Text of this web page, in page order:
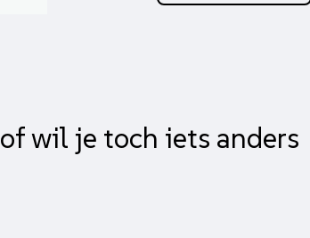
of wil je toch iets anders